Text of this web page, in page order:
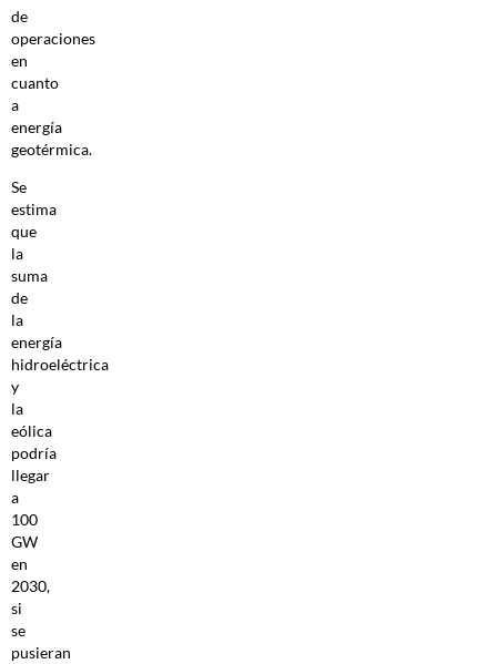
de
operaciones
en
cuanto
a
energía
geotérmica.
Se
estima
que
la
suma
de
la
energía
hidroeléctrica
y
la
eólica
podría
llegar
a
100
GW
en
2030,
si
se
pusieran